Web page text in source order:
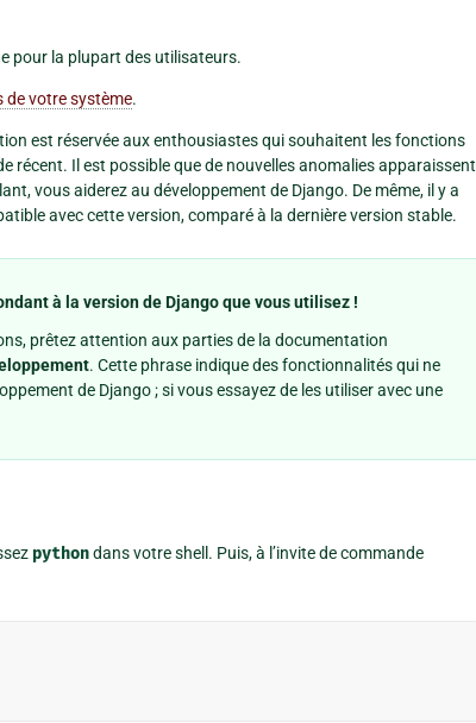
pour la plupart des utilisateurs.
de votre système.
est réservée aux enthousiastes qui souhaitent les fonctions
récent. Il est possible que de nouvelles anomalies apparaissent
vous aiderez au développement de Django. De même, il y a
avec cette version, comparé à la dernière version stable.
à la version de Django que vous utilisez !
prêtez attention aux parties de la documentation
. Cette phrase indique des fonctionnalités qui ne
de Django ; si vous essayez de les utiliser avec une
pythondans votre shell. Puis, à l’invite de commande